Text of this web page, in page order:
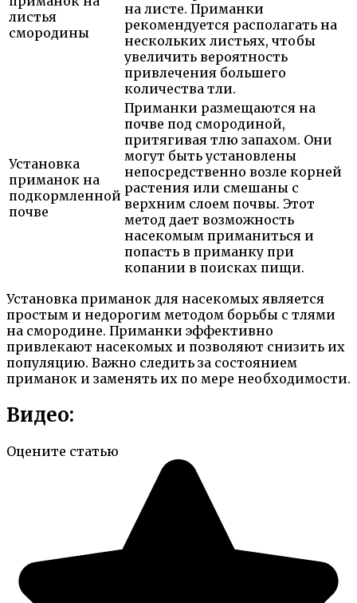
листья
смородины
на листе. Приманки
рекомендуется располагать на
нескольких листьях, чтобы
увеличить вероятность
привлечения большего
количества тли.
Установка
приманок на
подкормленной
почве
Приманки размещаются на
почве под смородиной,
притягивая тлю запахом. Они
могут быть установлены
непосредственно возле корней
растения или смешаны с
верхним слоем почвы. Этот
метод дает возможность
насекомым приманиться и
попасть в приманку при
копании в поисках пищи.
Установка приманок для насекомых является
простым и недорогим методом борьбы с тлями
на смородине. Приманки эффективно
привлекают насекомых и позволяют снизить их
популяцию. Важно следить за состоянием
приманок и заменять их по мере необходимости.
Видео:
Оцените статью